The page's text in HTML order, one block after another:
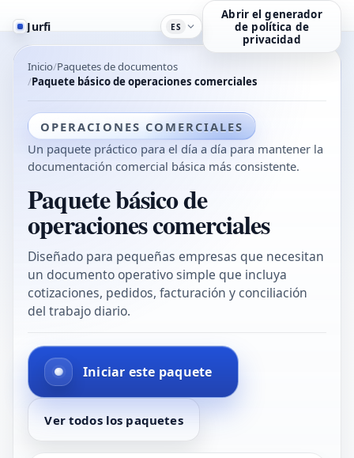
Jurfi ES
Abrir el generador
de política de
privacidad
Inicio Paquetes de documentos
Paquete básico de operaciones comerciales
OPERACIONES COMERCIALES
Un paquete práctico para el día a día para mantener la
documentación comercial básica más consistente.
Paquete básico de
operaciones comerciales
Diseñado para pequeñas empresas que necesitan
un documento operativo simple que incluya
cotizaciones, pedidos, facturación y conciliación
del trabajo diario.
Iniciar este paquete
Ver todos los paquetes